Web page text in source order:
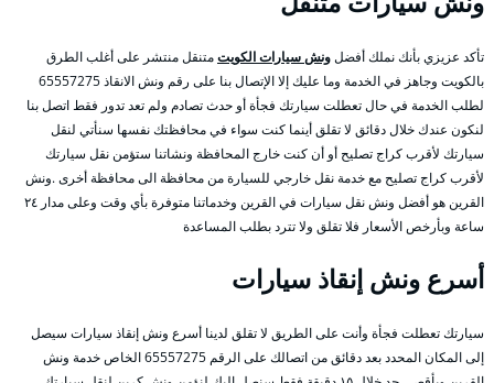
تأكد عزيزي بأنك نملك أفضلونش سيارات الكويتمتنقل منتشر على أغلب الطرق
بالكويت وجاهز في الخدمة وما عليك إلا الإتصال بنا على رقم ونش الانقاذ 65557275
لطلب الخدمة في حال تعطلت سيارتك فجأة أو حدث تصادم ولم تعد تدور فقط اتصل بنا
لنكون عندك خلال دقائق لا تقلق أينما كنت سواء في محافظتك نفسها سنأتي لنقل
سيارتك لأقرب كراج تصليح أو أن كنت خارج المحافظة ونشاتنا ستؤمن نقل سيارتك
لأقرب كراج تصليح مع خدمة نقل خارجي للسيارة من محافظة الى محافظة أخرى .ونش
القرين هو أفضل ونش نقل سيارات في القرين وخدماتنا متوفرة بأي وقت وعلى مدار ٢٤
ساعة وبأرخص الأسعار فلا تقلق ولا تترد بطلب المساعدة
أسرع ونش إنقاذ سيارات
سيارتك تعطلت فجأة وأنت على الطريق لا تقلق لدينا أسرع ونش إنقاذ سيارات سيصل
إلى المكان المحدد بعد دقائق من اتصالك على الرقم 65557275 الخاص خدمة ونش